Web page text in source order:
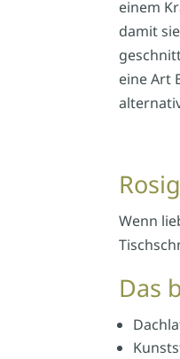
einem
damit
eine Art
Wenn
Das